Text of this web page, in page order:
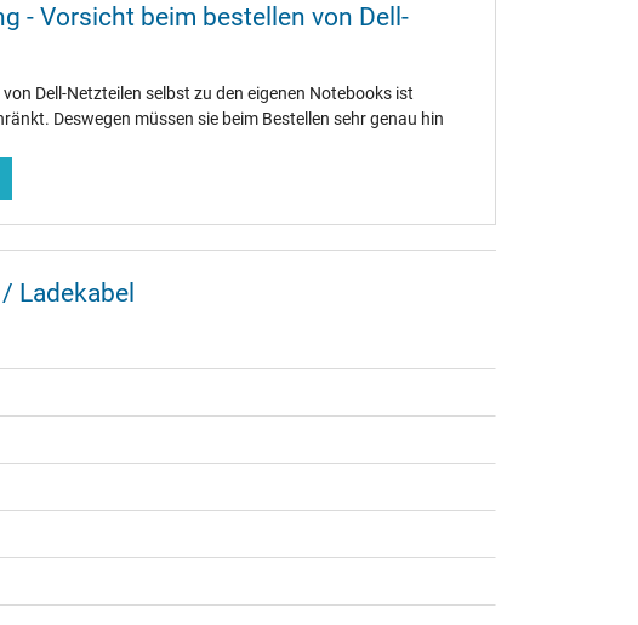
- Vorsicht beim bestellen von Dell-
Dell-Netzteilen selbst zu den eigenen Notebooks ist
Deswegen müssen sie beim Bestellen sehr genau hin
Ladekabel